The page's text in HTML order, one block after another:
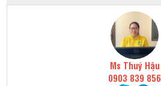
Ms Thuý Hậu
0903 839 856